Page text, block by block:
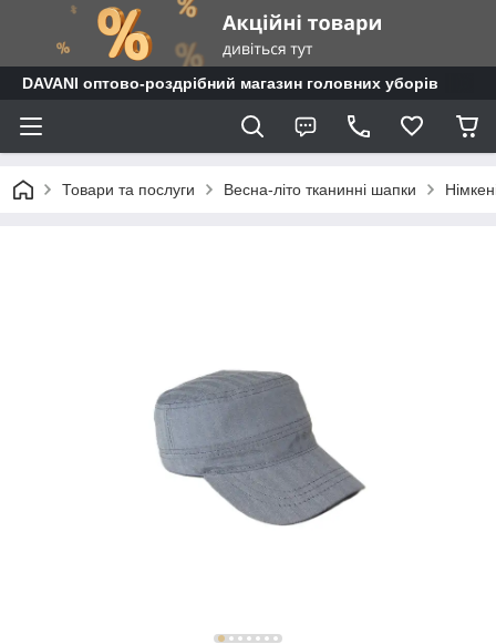
DAVANI оптово-роздрібний магазин головних уборів
Товари та послуги Весна-літо тканинні шапки